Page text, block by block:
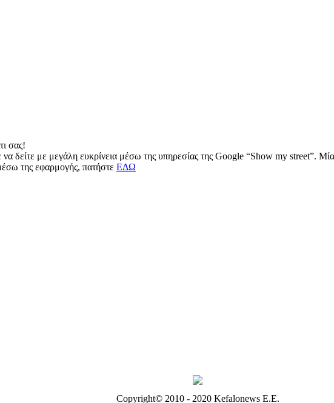
σας!
να δείτε με μεγάλη ευκρίνεια μέσω της υπηρεσίας της Google “Show my street”.
της εφαρμογής, πατήστε ΕΔΩ
Copyright© 2010 - 2020 Kefalonews Ε.E.